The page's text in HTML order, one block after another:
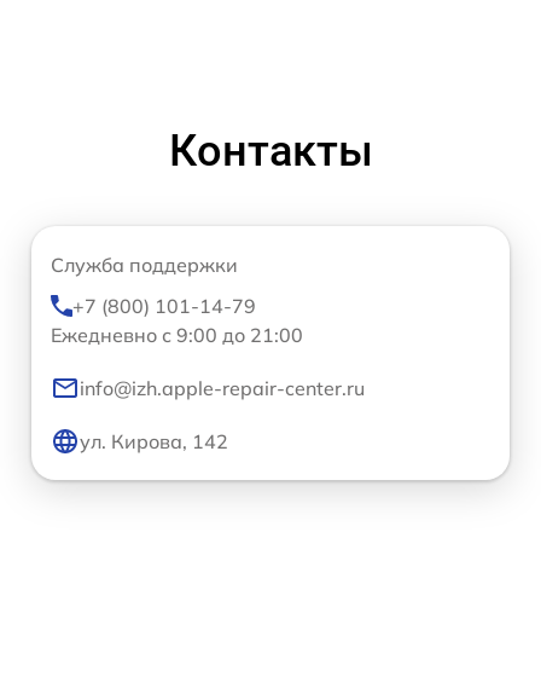
Контакты
Служба поддержки
+7 (800) 101-14-79
Ежедневно с 9:00 до 21:00
info@izh.apple-repair-center.ru
ул. Кирова, 142